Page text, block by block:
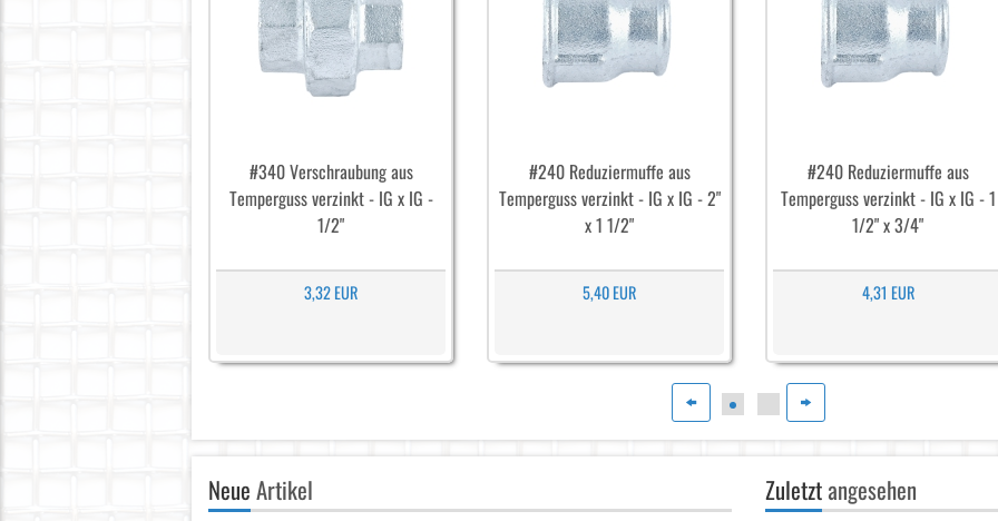
#340 Verschraubung aus
Temperguss verzinkt - IG x IG -
1/2"
3,32 EUR
#240 Reduziermuffe aus
Temperguss verzinkt - IG x IG - 2"
x 1 1/2"
5,40 EUR
#240 Reduziermuffe aus
Temperguss verzinkt - IG x IG - 1
1/2" x 3/4"
4,31 EUR
NeueArtikel Zuletztangesehen